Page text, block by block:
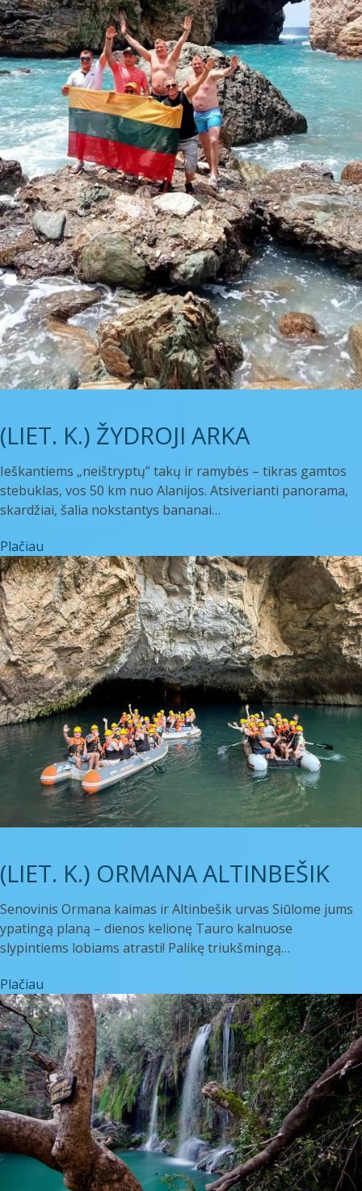
(LIET. K.) ŽYDROJI ARKA
Ieškantiems „neištryptų” takų ir ramybės – tikras gamtos
stebuklas, vos 50 km nuo Alanijos. Atsiverianti panorama,
skardžiai, šalia nokstantys bananai…
Plačiau
(LIET. K.) ORMANA ALTINBEŠIK
Senovinis Ormana kaimas ir Altinbešik urvas Siūlome jums
ypatingą planą – dienos kelionę Tauro kalnuose
slypintiems lobiams atrasti! Palikę triukšmingą…
Plačiau